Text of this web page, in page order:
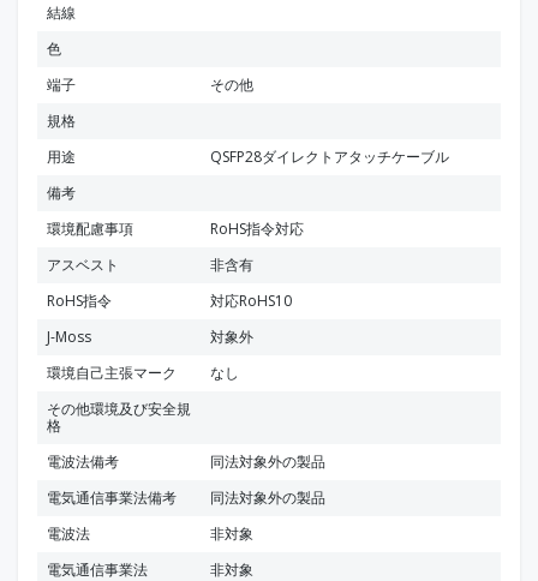
結線
色
端子
その他
規格
用途
QSFP28ダイレクトアタッチケーブル
備考
環境配慮事項
RoHS指令対応
アスベスト
非含有
RoHS指令
対応RoHS10
J-Moss
対象外
環境自己主張マーク
なし
その他環境及び安全規
格
電波法備考
同法対象外の製品
電気通信事業法備考
同法対象外の製品
電波法
非対象
電気通信事業法
非対象